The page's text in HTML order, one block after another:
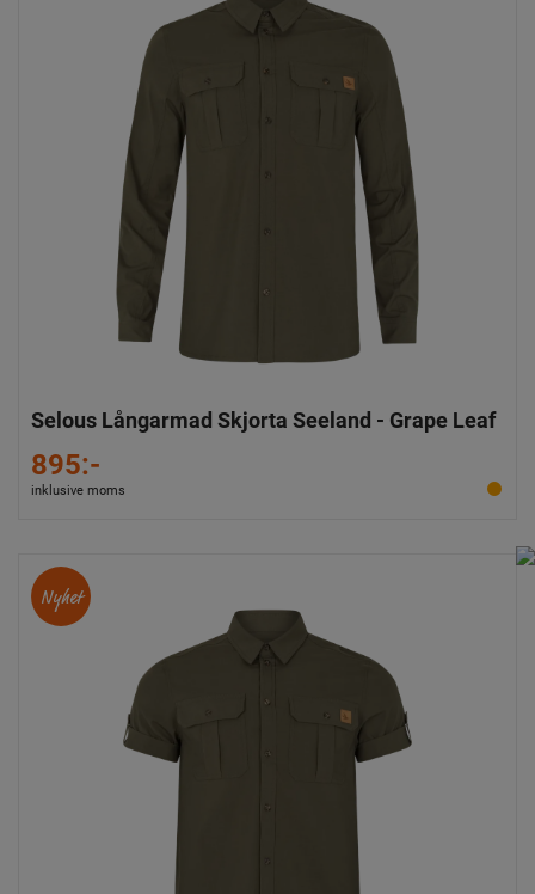
Selous Långarmad Skjorta Seeland - Grape Leaf
895:-
inklusive moms
Nyhet